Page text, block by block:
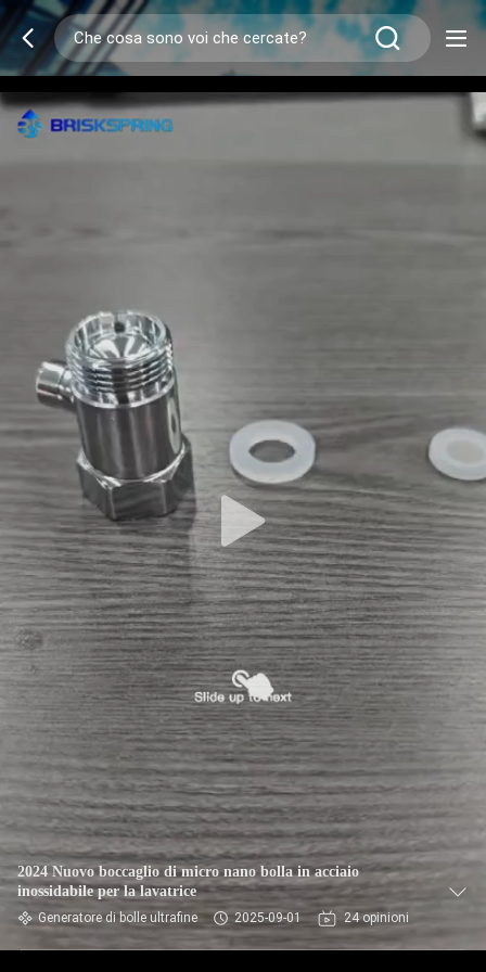
2024 Nuovo boccaglio di micro nano bolla in acciaio
inossidabile per la lavatrice
Generatore di bolle ultrafine 2025-09-01 24 opinioni